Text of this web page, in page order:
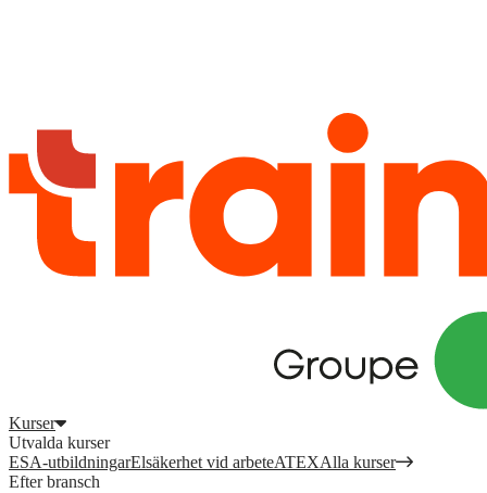
Kurser
Utvalda kurser
ESA-utbildningarElsäkerhet vid arbeteATEXAlla kurser
Efter bransch